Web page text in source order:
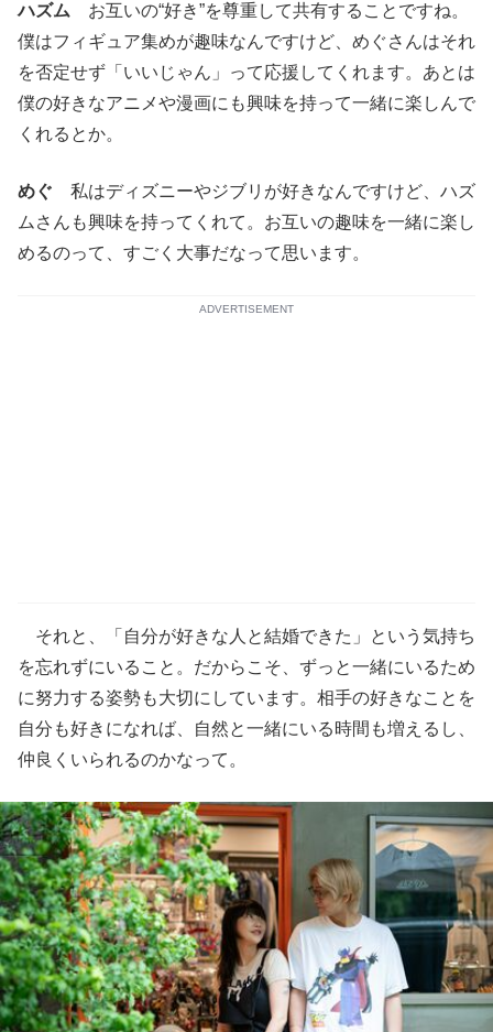
ハズム お互いの“好き”を尊重して共有することですね。
僕はフィギュア集めが趣味なんですけど、めぐさんはそれ
を否定せず「いいじゃん」って応援してくれます。あとは
僕の好きなアニメや漫画にも興味を持って一緒に楽しんで
くれるとか。
めぐ 私はディズニーやジブリが好きなんですけど、ハズ
ムさんも興味を持ってくれて。お互いの趣味を一緒に楽し
めるのって、すごく大事だなって思います。
ADVERTISEMENT
それと、「自分が好きな人と結婚できた」という気持ち
を忘れずにいること。だからこそ、ずっと一緒にいるため
に努力する姿勢も大切にしています。相手の好きなことを
自分も好きになれば、自然と一緒にいる時間も増えるし、
仲良くいられるのかなって。